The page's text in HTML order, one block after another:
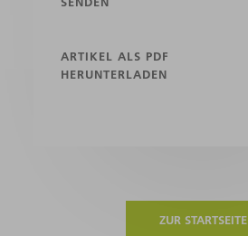
ARTIKEL ALS PDF
HERUNTERLADEN
ZUR STARTSEITE